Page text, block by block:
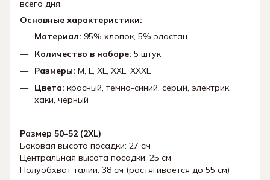
всего дня.
Основные характеристики:
Материал: 95% хлопок, 5% эластан
Количество в наборе: 5 штук
Размеры: M, L, XL, XXL, XXXL
Цвета: красный, тёмно-синий, серый, электрик,
хаки, чёрный
Размер 50–52 (2XL)
Боковая высота посадки: 27 см
Центральная высота посадки: 25 см
Полуобхват талии: 38 см (растягивается до 55 см)